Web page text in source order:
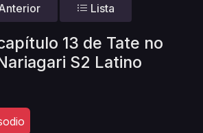
Lista
13 de Tate no
S2 Latino